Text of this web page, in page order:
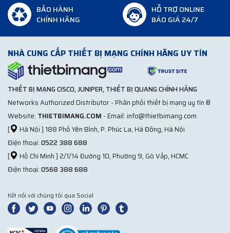
BẢO HÀNH
CHÍNH HÃNG
HỖ TRỢ ONLINE
BÁO GIÁ 24/7
NHÀ CUNG CẤP THIẾT BỊ MẠNG CHÍNH HÃNG UY TÍN
THIẾT BỊ MẠNG CISCO, JUNIPER, THIẾT BỊ QUANG CHÍNH HÃNG
Networks Authorized Distributor - Phân phối thiết bị mạng uy tín ®
Website: THIETBIMANG.COM - Email: info@thietbimang.com
[
Hà Nội ] 188 Phố Yên Bình, P. Phúc La, Hà Đông, Hà Nội
Điện thoại:0522 388 688
[
Hồ Chí Minh ] 2/1/14 Đường 10, Phường 9, Gò Vấp, HCMC
Điện thoại:0568 388 688
Kết nối với chúng tôi qua Social